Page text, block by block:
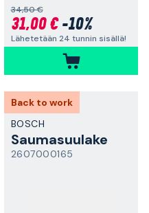
34,50 €
31,00 €-10%
Lähetetään 24 tunnin sisällä!
Back to work
BOSCH
Saumasuulake
2607000165